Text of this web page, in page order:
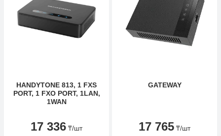
HANDYTONE 813, 1 FXS
PORT, 1 FXO PORT, 1LAN,
1WAN
17 336 ₸/шт
GATEWAY
17 765 ₸/шт